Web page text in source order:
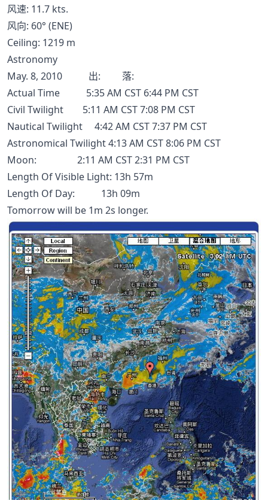
风速: 11.7 kts.
风向: 60° (ENE)
Ceiling: 1219 m
Astronomy
May. 8, 2010 出: 落:
Actual Time 5:35 AM CST 6:44 PM CST
Civil Twilight 5:11 AM CST 7:08 PM CST
Nautical Twilight 4:42 AM CST 7:37 PM CST
Astronomical Twilight 4:13 AM CST 8:06 PM CST
Moon: 2:11 AM CST 2:31 PM CST
Length Of Visible Light: 13h 57m
Length Of Day: 13h 09m
Tomorrow will be 1m 2s longer.